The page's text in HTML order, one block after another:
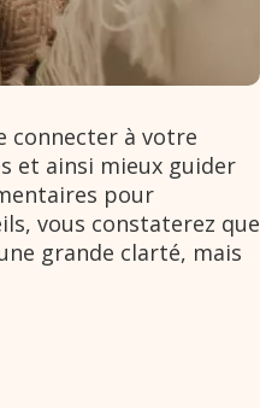
connecter à votre
et ainsi mieux guider
pour
vous constaterez que
grande clarté, mais